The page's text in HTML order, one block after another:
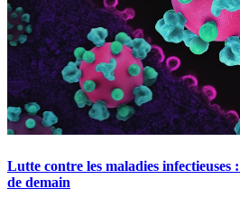
Lutte contre les maladies infectieuses
de demain